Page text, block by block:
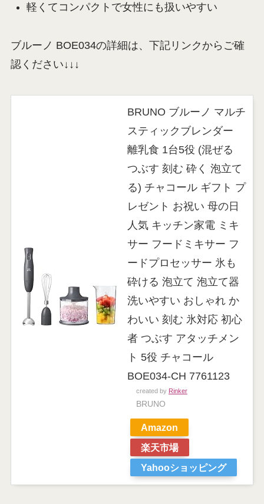
軽くてコンパクトで女性にも扱いやすい
ブルーノ BOE034の詳細は、下記リンクからご確
認ください↓↓↓
BRUNO ブルーノ マルチ
スティックブレンダー
離乳食 1台5役 (混ぜる
つぶす 刻む 砕く 泡立て
る) チャコール ギフト プ
レゼント お祝い 母の日
人気 キッチン家電 ミキ
サー フードミキサー フ
ードプロセッサー 氷も
砕ける 泡立て 泡立て器
洗いやすい おしゃれ か
わいい 刻む 氷対応 初心
者 つぶす アタッチメン
ト 5役 チャコール
BOE034-CH 7761123
created by Rinker
BRUNO
Amazon
楽天市場
Yahooショッピング